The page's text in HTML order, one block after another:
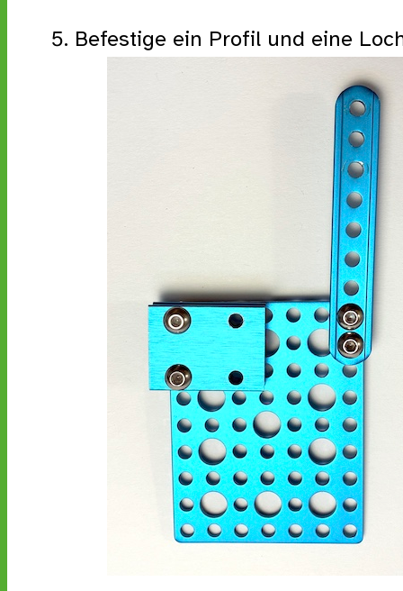
Befestige ein Profil und eine